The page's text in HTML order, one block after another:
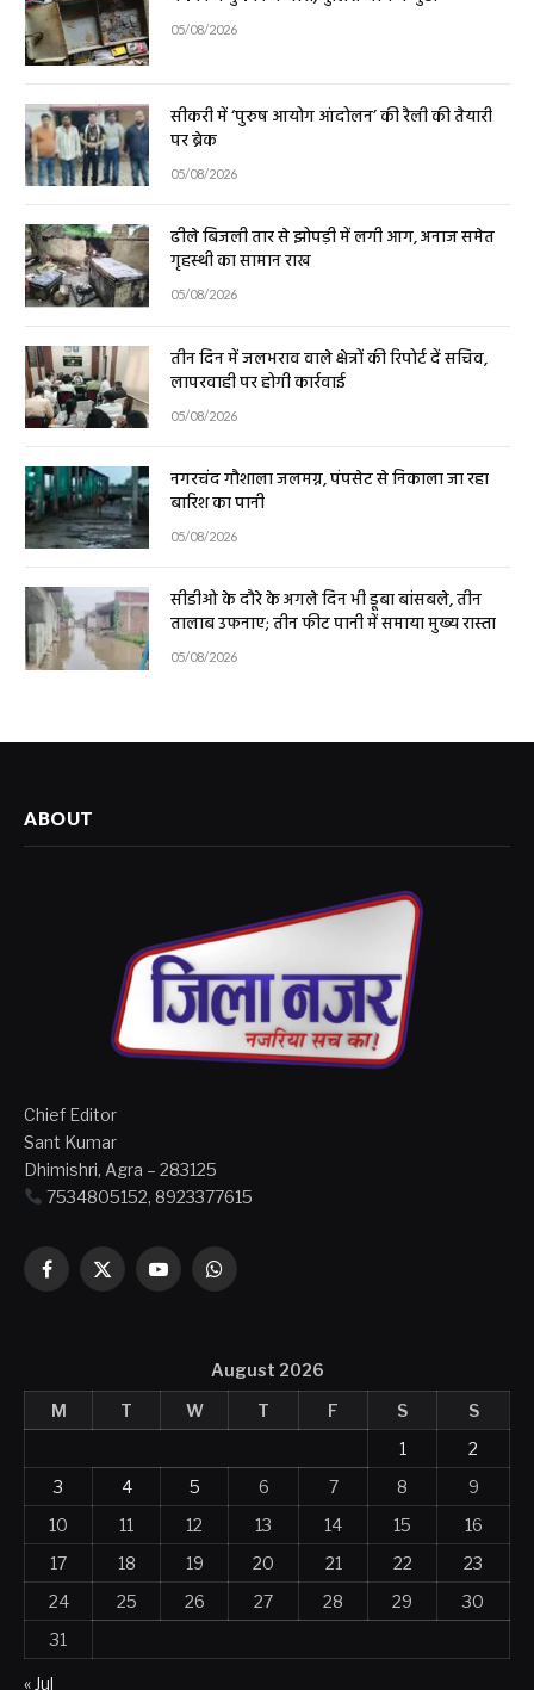
05/08/2026
सीकरी में ‘पुरुष आयोग आंदोलन’ की रैली की तैयारी
पर ब्रेक
05/08/2026
ढीले बिजली तार से झोपड़ी में लगी आग, अनाज समेत
गृहस्थी का सामान राख
05/08/2026
तीन दिन में जलभराव वाले क्षेत्रों की रिपोर्ट दें सचिव,
लापरवाही पर होगी कार्रवाई
05/08/2026
नगरचंद गौशाला जलमग्न, पंपसेट से निकाला जा रहा
बारिश का पानी
05/08/2026
सीडीओ के दौरे के अगले दिन भी डूबा बांसबले, तीन
तालाब उफनाए; तीन फीट पानी में समाया मुख्य रास्ता
05/08/2026
ABOUT
Chief Editor
Sant Kumar
Dhimishri, Agra – 283125
7534805152, 8923377615
Facebook
X
YouTubeWhatsApp
August 2026
M
T W T F S
S
1
2
3
4 5 6 7 8
9
10
11 12 13 14 15
16
17
18 19 20 21 22
23
24
25 26 27 28 29
30
31
« Jul